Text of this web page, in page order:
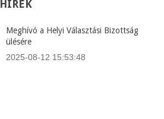
HÍREK
Meghívó a Helyi Választási Bizottság
ülésére
2025-08-12 15:53:48